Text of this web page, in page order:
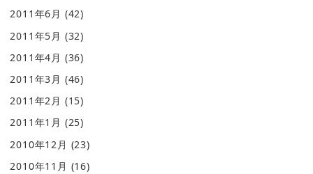
2011年6月 (42)
2011年5月 (32)
2011年4月 (36)
2011年3月 (46)
2011年2月 (15)
2011年1月 (25)
2010年12月 (23)
2010年11月 (16)